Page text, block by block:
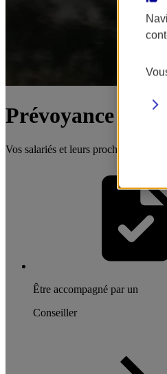
Prévoyance
Vos salariés et leurs proches
Être accompagné par un
Conseiller